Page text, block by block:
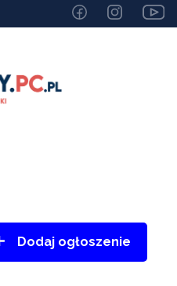
Dodaj ogłoszenie